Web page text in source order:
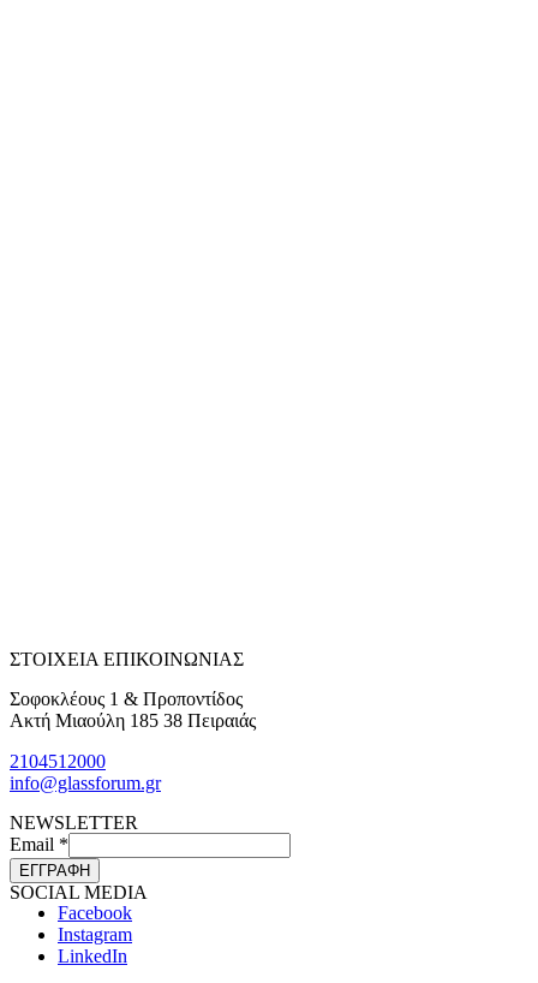
ΣΤΟΙΧΕΙΑ ΕΠΙΚΟΙΝΩΝΙΑΣ
Σοφοκλέους 1 & Προποντίδος
Ακτή Μιαούλη 185 38 Πειραιάς
2104512000
info@glassforum.gr
NEWSLETTER
Email *
ΕΓΓΡΑΦΗ
SOCIAL MEDIA
Facebook
Instagram
LinkedIn